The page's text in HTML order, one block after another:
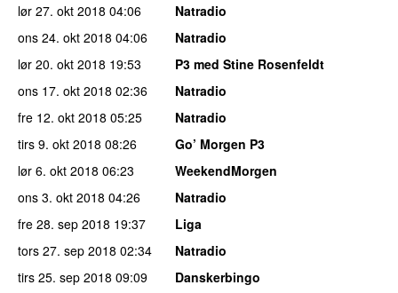
lør 27. okt 2018 04:06
Natradio
ons 24. okt 2018 04:06
Natradio
lør 20. okt 2018 19:53
P3 med Stine Rosenfeldt
ons 17. okt 2018 02:36
Natradio
fre 12. okt 2018 05:25
Natradio
tirs 9. okt 2018 08:26
Go’ Morgen P3
lør 6. okt 2018 06:23
WeekendMorgen
ons 3. okt 2018 04:26
Natradio
fre 28. sep 2018 19:37
Liga
tors 27. sep 2018 02:34
Natradio
tirs 25. sep 2018 09:09
Danskerbingo